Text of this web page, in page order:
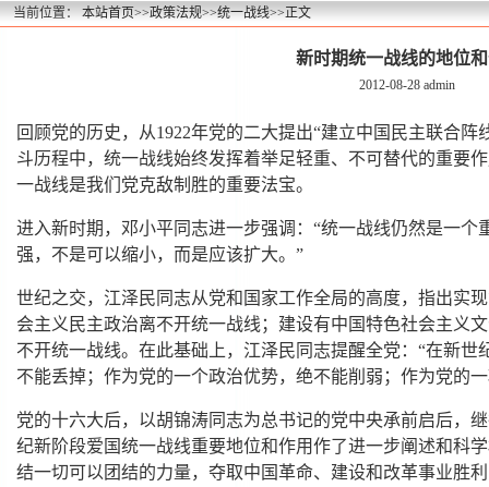
当前位置：本站首页>>政策法规>>统一战线>>正文
新时期统一战线的地位
2012-08-28 admin
回顾党的历史，从1922年党的二大提出“建立中国民主联合
斗历程中，统一战线始终发挥着举足轻重、不可替代的重要
一战线是我们党克敌制胜的重要法宝。
进入新时期，邓小平同志进一步强调：“统一战线仍然是一个
强，不是可以缩小，而是应该扩大。”
世纪之交，江泽民同志从党和国家工作全局的高度，指出实
会主义民主政治离不开统一战线；建设有中国特色社会主义
不开统一战线。在此基础上，江泽民同志提醒全党：“在新
不能丢掉；作为党的一个政治优势，绝不能削弱；作为党的
党的十六大后，以胡锦涛同志为总书记的党中央承前启后，
纪新阶段爱国统一战线重要地位和作用作了进一步阐述和科
结一切可以团结的力量，夺取中国革命、建设和改革事业胜